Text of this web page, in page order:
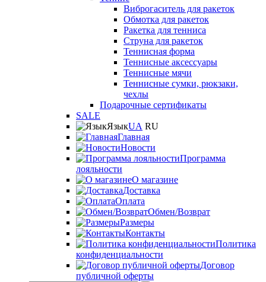
Виброгаситель для ракеток
Обмотка для ракеток
Ракетка для тенниса
Струна для ракеток
Теннисная форма
Теннисные аксессуары
Теннисные мячи
Теннисные сумки, рюкзаки,
чехлы
Подарочные сертификаты
SALE
ЯзыкUA RU
Главная
Новости
Программа
лояльности
О магазине
Доставка
Оплата
Обмен/Возврат
Размеры
Контакты
Политика
конфиденциальности
Договор
публичной оферты